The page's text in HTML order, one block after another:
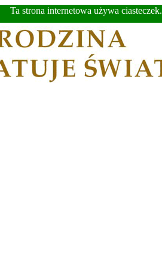
Ta strona internetowa używa ciasteczek.